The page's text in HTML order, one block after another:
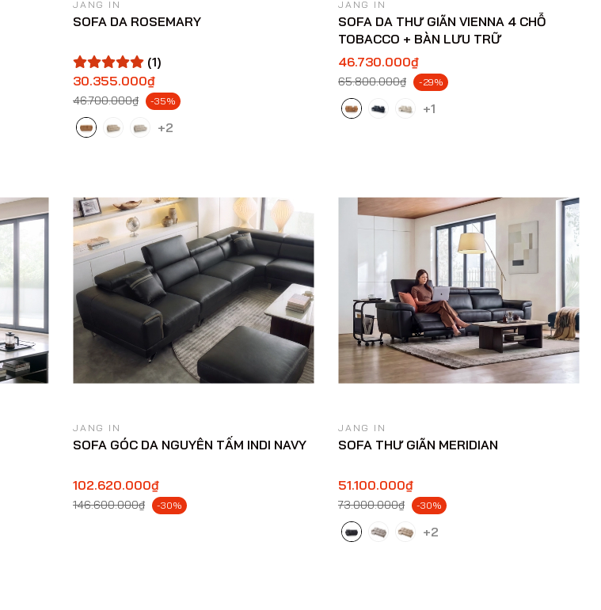
JANG IN
SOFA DA ROSEMARY
(1)
30.355.000₫
46.700.000₫ -35%
+2
JANG IN
SOFA DA THƯ GIÃN VIENNA 4 CHỖ
TOBACCO + BÀN LƯU TRỮ
46.730.000₫
65.800.000₫ -29%
+1
JANG IN
SOFA GÓC DA NGUYÊN TẤM INDI NAVY
102.620.000₫
146.600.000₫ -30%
JANG IN
SOFA THƯ GIÃN MERIDIAN
51.100.000₫
73.000.000₫ -30%
+2